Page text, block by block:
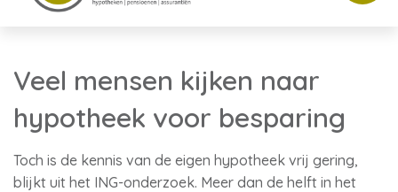
Veel mensen kijken naar
hypotheek voor besparing
Toch is de kennis van de eigen hypotheek vrij gering,
blijkt uit het ING-onderzoek. Meer dan de helft in het